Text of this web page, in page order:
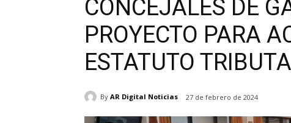
CONCEJALES DE
PROYECTO PARA
ESTATUTO
By AR Digital Noticias 27 de febrero de 2024